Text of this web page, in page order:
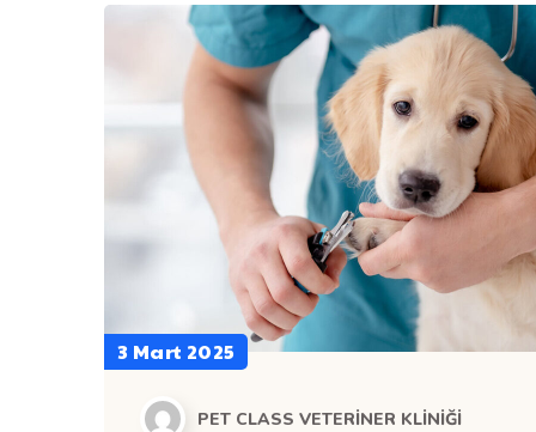
3 Mart 2025
PET CLASS VETERINER KLINIĞI